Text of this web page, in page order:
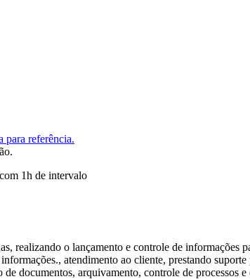
para referência.
1h de intervalo
realizando o lançamento e controle de informações
atendimento ao cliente, prestando
documentos, arquivamento, controle de processos